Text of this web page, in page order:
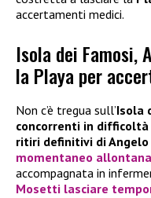
accertamenti medici.
Isola dei
la Playa per
Non c’è tregua sull’Isola
concorrenti in
ritiri definitivi di Angelo
momentaneo
accompagnata in
Mosetti lasciare